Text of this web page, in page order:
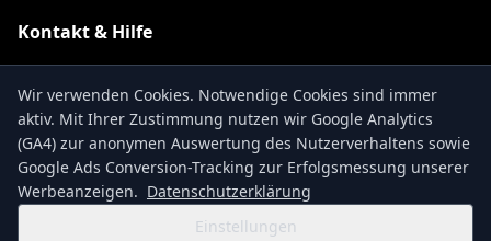
Kontakt & Hilfe
Sendungsverfolgung
Über uns
Wir verwenden Cookies. Notwendige Cookies sind immer
aktiv. Mit Ihrer Zustimmung nutzen wir Google Analytics
(GA4) zur anonymen Auswertung des Nutzerverhaltens sowie
Google Ads Conversion-Tracking zur Erfolgsmessung unserer
Werbeanzeigen. Datenschutzerklärung
Einstellungen